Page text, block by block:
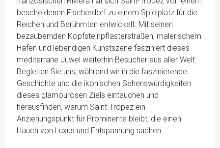
bescheidenen Fischerdorf zu einem Spielplatz für die
Reichen und Berühmten entwickelt. Mit seinen
bezaubernden Kopfsteinpflasterstraßen, malerischem
Hafen und lebendigen Kunstszene fasziniert dieses
mediterrane Juwel weiterhin Besucher aus aller Welt.
Begleiten Sie uns, während wir in die faszinierende
Geschichte und die ikonischen Sehenswürdigkeiten
dieses glamourösen Ziels eintauchen und
herausfinden, warum Saint-Tropez ein
Anziehungspunkt für Prominente bleibt, die einen
Hauch von Luxus und Entspannung suchen.